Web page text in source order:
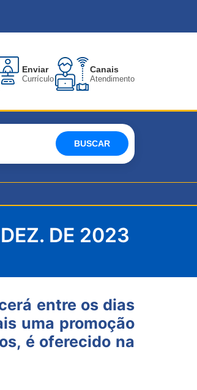
Enviar
Currículo
Canais
Atendimento
BUSCAR
DE 2023
entre os dias
uma promoção
é oferecido na